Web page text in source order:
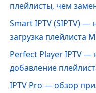
плейлисты, чем
Smart IPTV (SIPTV) —
загрузка плейлиста
Perfect Player IPTV —
добавление
IPTV Pro — обзор